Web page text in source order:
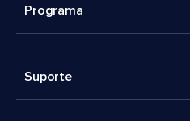
Programa
Suporte